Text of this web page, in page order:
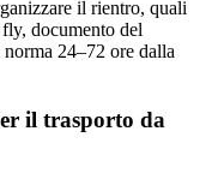
il rientro, quali
documento del
24–72 ore dalla
il trasporto da